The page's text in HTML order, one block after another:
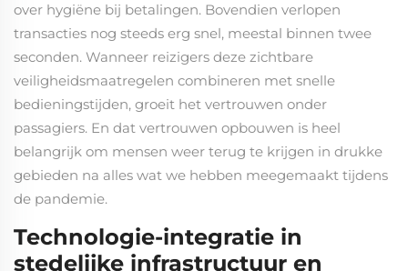
over hygiëne bij betalingen. Bovendien verlopen
transacties nog steeds erg snel, meestal binnen twee
seconden. Wanneer reizigers deze zichtbare
veiligheidsmaatregelen combineren met snelle
bedieningstijden, groeit het vertrouwen onder
passagiers. En dat vertrouwen opbouwen is heel
belangrijk om mensen weer terug te krijgen in drukke
gebieden na alles wat we hebben meegemaakt tijdens
de pandemie.
Technologie-integratie in
stedelijke infrastructuur en